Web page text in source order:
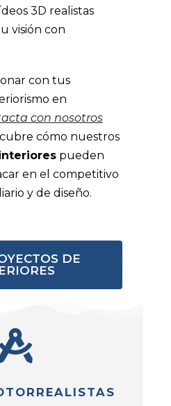
3D realistas
visión con
con tus
en
con nosotros
cómo nuestros
pueden
en el competitivo
y de diseño.
DE